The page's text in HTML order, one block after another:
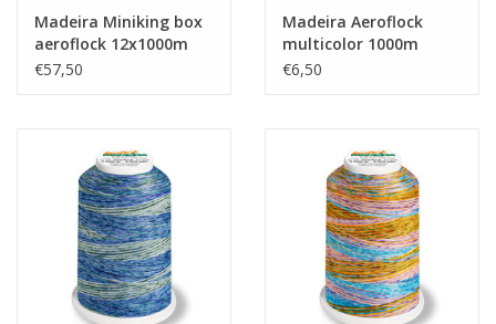
Sale / Coupons
Cadeaubonnen
Guy's blog
Madeira Miniking box
aeroflock 12x1000m
€57,50
Madeira Aeroflock
multicolor 1000m
No.9513
€6,50